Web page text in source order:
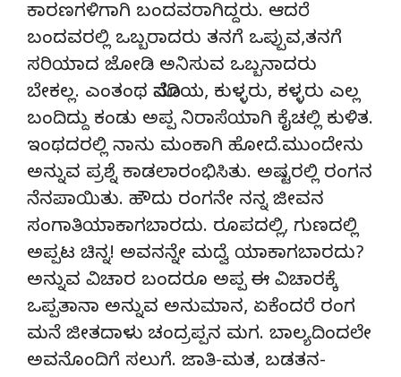
ಕಾರಣಗಳಿಗಾಗಿ ಬಂದವರಾಗಿದ್ದರು. ಆದರೆ
ಬಂದವರಲ್ಲಿ ಒಬ್ಬರಾದರು ತನಗೆ ಒಪ್ಪುವ,ತನಗೆ
ಸರಿಯಾದ ಜೋಡಿ ಅನಿಸುವ ಒಬ್ಬನಾದರು
ಬೇಕಲ್ಲ. ಎಂತಂಥ ಮೊಸಡಿಯ, ಕುಳ್ಳರು, ಕಳ್ಳರು ಎಲ್ಲ
ಬಂದಿದ್ದು ಕಂಡು ಅಪ್ಪ ನಿರಾಸೆಯಾಗಿ ಕೈಚಲ್ಲಿ ಕುಳಿತ.
ಇಂಥದರಲ್ಲಿ ನಾನು ಮಂಕಾಗಿ ಹೋದೆ.ಮುಂದೇನು
ಅನ್ನುವ ಪ್ರಶ್ನೆ ಕಾಡಲಾರಂಭಿಸಿತು. ಅಷ್ಟರಲ್ಲಿ ರಂಗನ
ನೆನಪಾಯಿತು. ಹೌದು ರಂಗನೇ ನನ್ನ ಜೀವನ
ಸಂಗಾತಿಯಾಕಾಗಬಾರದು. ರೂಪದಲ್ಲಿ, ಗುಣದಲ್ಲಿ
ಅಪ್ಪಟ ಚಿನ್ನ! ಅವನನ್ನೇ ಮದ್ವೆ ಯಾಕಾಗಬಾರದು?
ಅನ್ನುವ ವಿಚಾರ ಬಂದರೂ ಅಪ್ಪ ಈ ವಿಚಾರಕ್ಕೆ
ಒಪ್ಪತಾನಾ ಅನ್ನುವ ಅನುಮಾನ, ಏಕೆಂದರೆ ರಂಗ
ಮನೆ ಜೀತದಾಳು ಚಂದ್ರಪ್ಪನ ಮಗ. ಬಾಲ್ಯದಿಂದಲೇ
ಅವನೊಂದಿಗೆ ಸಲುಗೆ. ಜಾತಿ-ಮತ, ಬಡತನ-